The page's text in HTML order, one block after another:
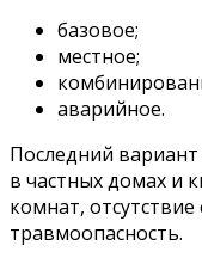
базовое;
местное;
аварийное.
Последний
в частных домах и
комнат,
травмоопасность.